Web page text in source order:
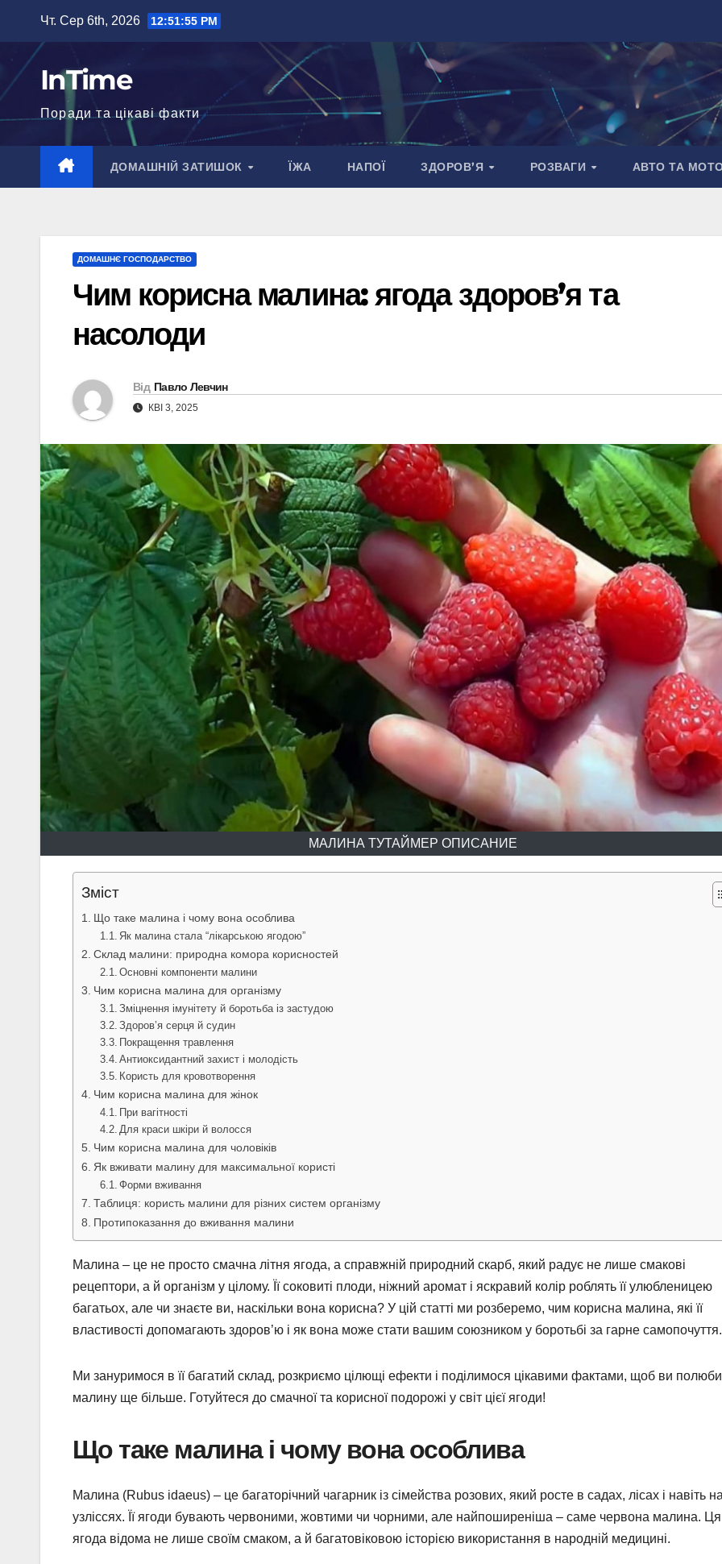
вмісту
Чт. Сер 6th, 2026 12:51:57 PM
InTime
Поради та цікаві факти
ДОМАШНІЙ ЗАТИШОК ЇЖА НАПОЇ ЗДОРОВ’Я РОЗВАГИ АВТО ТА
ДОМАШНЄ ГОСПОДАРСТВО
Чим корисна малина: ягода здоров’я та
насолоди
Від Павло Левчин
КВІ 3, 2025
МАЛИНА ТУТАЙМЕР ОПИСАНИЕ
Зміст
Що таке малина і чому вона особлива
Як малина стала “лікарською ягодою”
Склад малини: природна комора корисностей
Основні компоненти малини
Чим корисна малина для організму
Зміцнення імунітету й боротьба із застудою
Здоров’я серця й судин
Покращення травлення
Антиоксидантний захист і молодість
Користь для кровотворення
Чим корисна малина для жінок
При вагітності
Для краси шкіри й волосся
Чим корисна малина для чоловіків
Як вживати малину для максимальної користі
Форми вживання
Таблиця: користь малини для різних систем організму
Протипоказання до вживання малини
Малина – це не просто смачна літня ягода, а справжній природний скарб, який радує не лише смакові
рецептори, а й організм у цілому. Її соковиті плоди, ніжний аромат і яскравий колір роблять її улюбленицею
багатьох, але чи знаєте ви, наскільки вона корисна? У цій статті ми розберемо, чим корисна малина, які її
властивості допомагають здоров’ю і як вона може стати вашим союзником у боротьбі за гарне самопочуття.
Ми зануримося в її багатий склад, розкриємо цілющі ефекти і поділимося цікавими фактами, щоб ви
малину ще більше. Готуйтеся до смачної та корисної подорожі у світ цієї ягоди!
Що таке малина і чому вона особлива
Малина (Rubus idaeus) – це багаторічний чагарник із сімейства розових, який росте в садах, лісах і навіть
узліссях. Її ягоди бувають червоними, жовтими чи чорними, але найпоширеніша – саме червона малина. Ця
ягода відома не лише своїм смаком, а й багатовіковою історією використання в народній медицині.